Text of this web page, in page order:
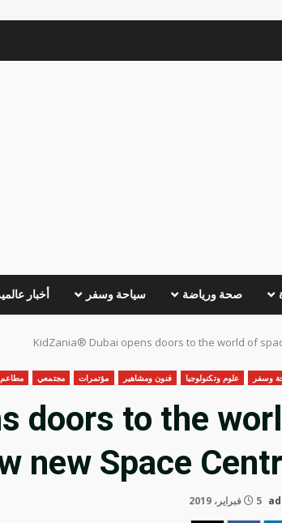
صحة ورياضة سياحة وسفر أخبار
KidZania® Dubai opens doors to the world of
وسفر علوم وتكنولوجيا فنون ومشاهير مؤتمرات مجتمعي مطاعم
doors to the
new Space
5 فبراير، 2019